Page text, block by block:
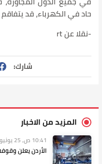
حاد في الكهرباء، قد
-نقلا عن rt
شارك:
المزيد من الاخبار
10:41 ص, 25 يونيو 2026
الأردن يعلن